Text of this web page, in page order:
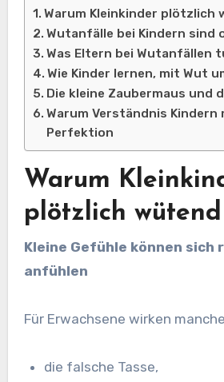
Warum Kleinkinder plötzlich
Wutanfälle bei Kindern
Was Eltern bei Wutanfällen
Wie Kinder lernen, mit Wut
Die kleine Zaubermaus und
Warum Verständnis
Perfektion
Warum
plötzlich
Kleine Gefühle können sich
anfühlen
Für Erwachsene wirken
die falsche Tasse,